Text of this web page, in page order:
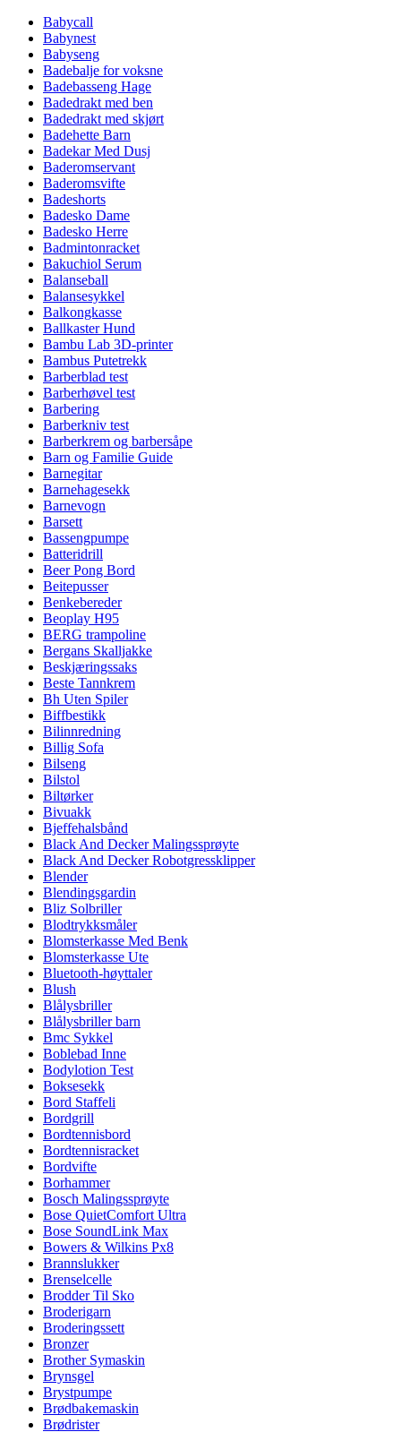
Babycall
Babynest
Babyseng
Badebalje for voksne
Badebasseng Hage
Badedrakt med ben
Badedrakt med skjørt
Badehette Barn
Badekar Med Dusj
Baderomservant
Baderomsvifte
Badeshorts
Badesko Dame
Badesko Herre
Badmintonracket
Bakuchiol Serum
Balanseball
Balansesykkel
Balkongkasse
Ballkaster Hund
Bambu Lab 3D-printer
Bambus Putetrekk
Barberblad test
Barberhøvel test
Barbering
Barberkniv test
Barberkrem og barbersåpe
Barn og Familie Guide
Barnegitar
Barnehagesekk
Barnevogn
Barsett
Bassengpumpe
Batteridrill
Beer Pong Bord
Beitepusser
Benkebereder
Beoplay H95
BERG trampoline
Bergans Skalljakke
Beskjæringssaks
Beste Tannkrem
Bh Uten Spiler
Biffbestikk
Bilinnredning
Billig Sofa
Bilseng
Bilstol
Biltørker
Bivuakk
Bjeffehalsbånd
Black And Decker Malingssprøyte
Black And Decker Robotgressklipper
Blender
Blendingsgardin
Bliz Solbriller
Blodtrykksmåler
Blomsterkasse Med Benk
Blomsterkasse Ute
Bluetooth-høyttaler
Blush
Blålysbriller
Blålysbriller barn
Bmc Sykkel
Boblebad Inne
Bodylotion Test
Boksesekk
Bord Staffeli
Bordgrill
Bordtennisbord
Bordtennisracket
Bordvifte
Borhammer
Bosch Malingssprøyte
Bose QuietComfort Ultra
Bose SoundLink Max
Bowers & Wilkins Px8
Brannslukker
Brenselcelle
Brodder Til Sko
Broderigarn
Broderingssett
Bronzer
Brother Symaskin
Brynsgel
Brystpumpe
Brødbakemaskin
Brødrister